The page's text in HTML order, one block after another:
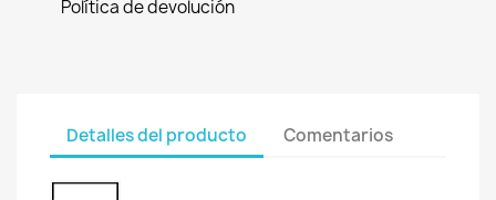
Política de devolución
Detalles del producto Comentarios